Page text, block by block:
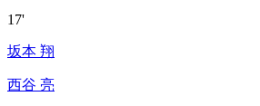
17'
坂本 翔
西谷 亮